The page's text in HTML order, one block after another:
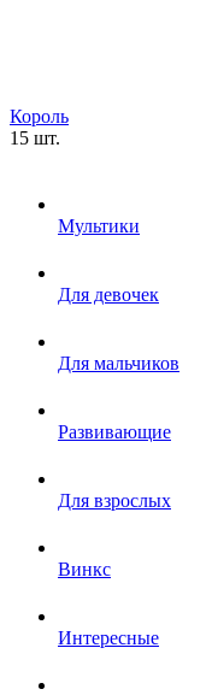
Король
15 шт.
Мультики
Для девочек
Для мальчиков
Развивающие
Для взрослых
Винкс
Интересные